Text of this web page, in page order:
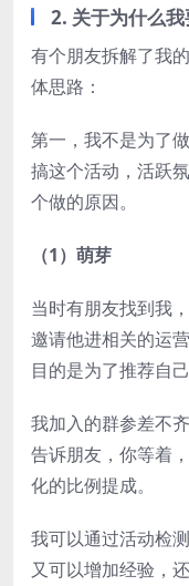
2. 关于为什么
有个朋友拆解了我
体思路：
第一，我不是为了
搞这个活动，活跃
个做的原因。
（1）萌芽
当时有朋友找到我
邀请他进相关的运
目的是为了推荐自
我加入的群参差不
告诉朋友，你等着
化的比例提成。
我可以通过活动检
又可以增加经验，